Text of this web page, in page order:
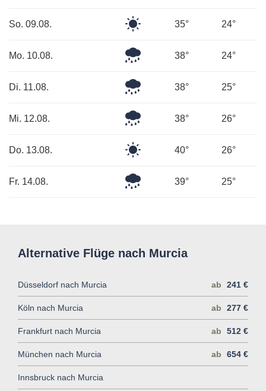
So. 09.08.
35° 24°
Mo. 10.08. 38° 24°
Di. 11.08. 38° 25°
Mi. 12.08. 38° 26°
Do. 13.08. 40° 26°
Fr. 14.08. 39° 25°
Alternative Flüge nach Murcia
Düsseldorf nach Murcia ab 241 €
Köln nach Murcia ab 277 €
Frankfurt nach Murcia ab 512 €
München nach Murcia ab 654 €
Innsbruck nach Murcia